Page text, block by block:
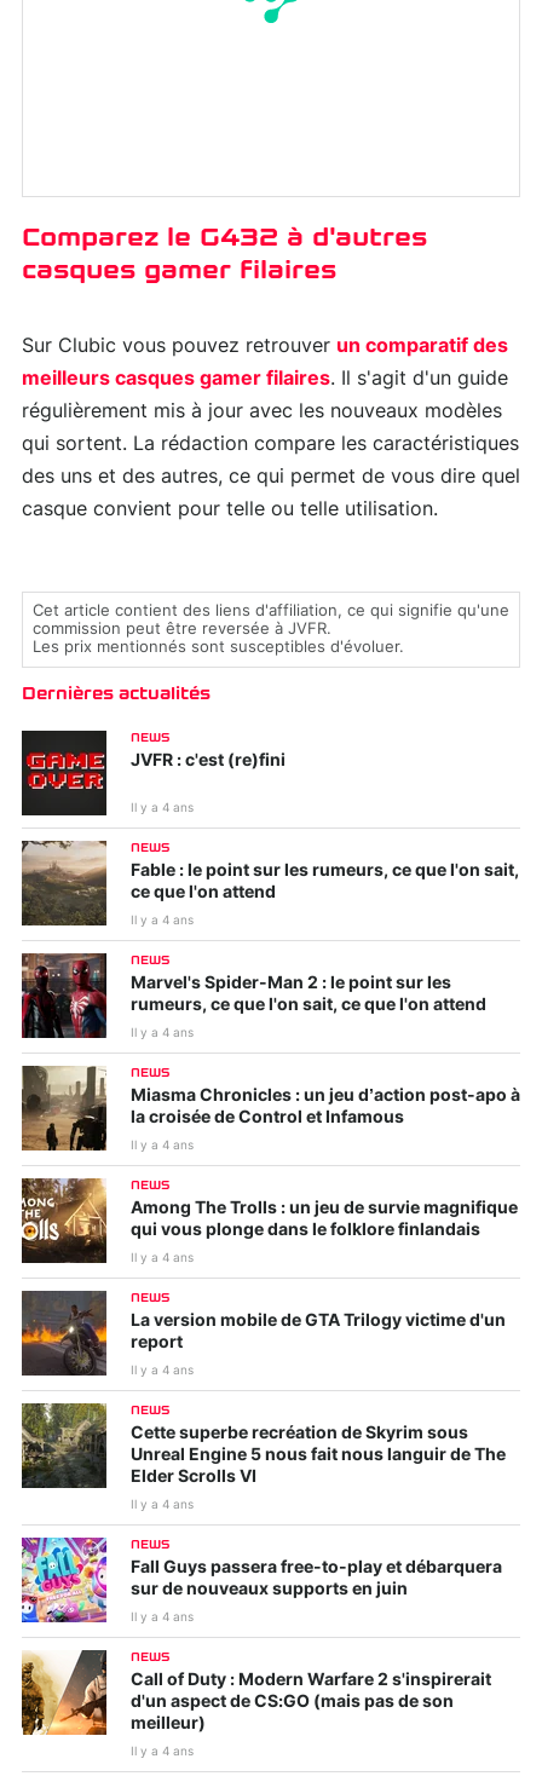
Comparez le G432 à d'autres
casques gamer filaires
Sur Clubic vous pouvez retrouver un comparatif des
meilleurs casques gamer filaires. Il s'agit d'un guide
régulièrement mis à jour avec les nouveaux modèles
qui sortent. La rédaction compare les caractéristiques
des uns et des autres, ce qui permet de vous dire quel
casque convient pour telle ou telle utilisation.
Cet article contient des liens d'affiliation, ce qui signifie qu'une
commission peut être reversée à JVFR.
Les prix mentionnés sont susceptibles d'évoluer.
Dernières actualités
NEWS
JVFR : c'est (re)fini
Il y a 4 ans
NEWS
Fable : le point sur les rumeurs, ce que l'on sait,
ce que l'on attend
Il y a 4 ans
NEWS
Marvel's Spider-Man 2 : le point sur les
rumeurs, ce que l'on sait, ce que l'on attend
Il y a 4 ans
NEWS
Miasma Chronicles : un jeu d’action post-apo à
la croisée de Control et Infamous
Il y a 4 ans
NEWS
Among The Trolls : un jeu de survie magnifique
qui vous plonge dans le folklore finlandais
Il y a 4 ans
NEWS
La version mobile de GTA Trilogy victime d'un
report
Il y a 4 ans
NEWS
Cette superbe recréation de Skyrim sous
Unreal Engine 5 nous fait nous languir de The
Elder Scrolls VI
Il y a 4 ans
NEWS
Fall Guys passera free-to-play et débarquera
sur de nouveaux supports en juin
Il y a 4 ans
NEWS
Call of Duty : Modern Warfare 2 s'inspirerait
d'un aspect de CS:GO (mais pas de son
meilleur)
Il y a 4 ans